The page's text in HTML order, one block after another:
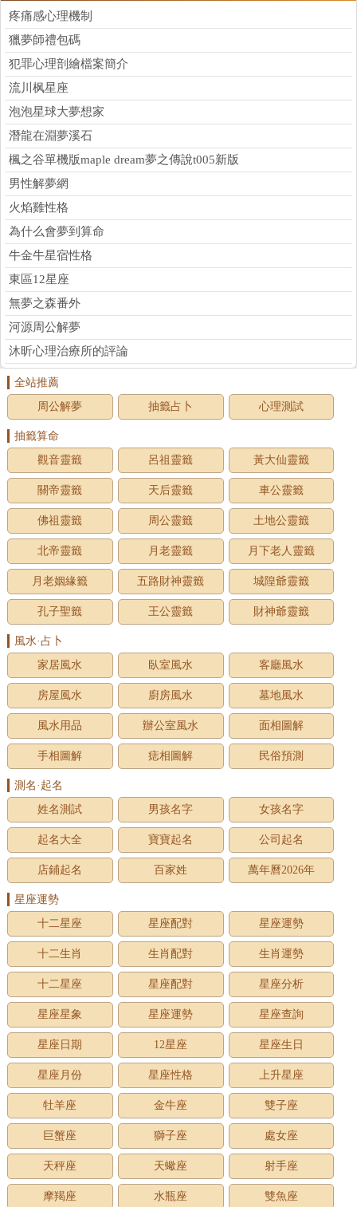
疼痛感心理機制
獵夢師禮包碼
犯罪心理剖繪檔案簡介
流川枫星座
泡泡星球大夢想家
潛龍在淵夢溪石
楓之谷單機版maple dream夢之傳說t005新版
男性解夢網
火焰雞性格
為什么會夢到算命
牛金牛星宿性格
東區12星座
無夢之森番外
河源周公解夢
沐昕心理治療所的評論
全站推薦
周公解夢
抽籤占卜 心理測試
抽籤算命
觀音靈籤
呂祖靈籤 黃大仙靈籤
關帝靈籤 天后靈籤 車公靈籤
佛祖靈籤 周公靈籤 土地公靈籤
北帝靈籤 月老靈籤 月下老人靈籤
月老姻緣籤 五路財神靈籤 城隍爺靈籤
孔子聖籤 王公靈籤 財神爺靈籤
風水·占卜
家居風水
臥室風水 客廳風水
房屋風水 廚房風水 墓地風水
風水用品 辦公室風水 面相圖解
手相圖解 痣相圖解 民俗預測
測名·起名
姓名測試
男孩名字 女孩名字
起名大全 寶寶起名 公司起名
店鋪起名 百家姓 萬年曆2026年
星座運勢
十二星座
星座配對 星座運勢
十二生肖 生肖配對 生肖運勢
十二星座 星座配對 星座分析
星座星象 星座運勢 星座查詢
星座日期 12星座 星座生日
星座月份 星座性格 上升星座
牡羊座 金牛座 雙子座
巨蟹座 獅子座 處女座
天秤座 天蠍座 射手座
摩羯座 水瓶座 雙魚座